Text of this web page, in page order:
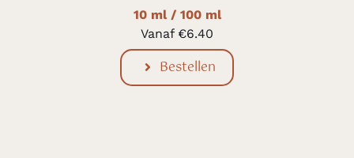
10 ml / 100 ml
Vanaf €6.40
Bestellen